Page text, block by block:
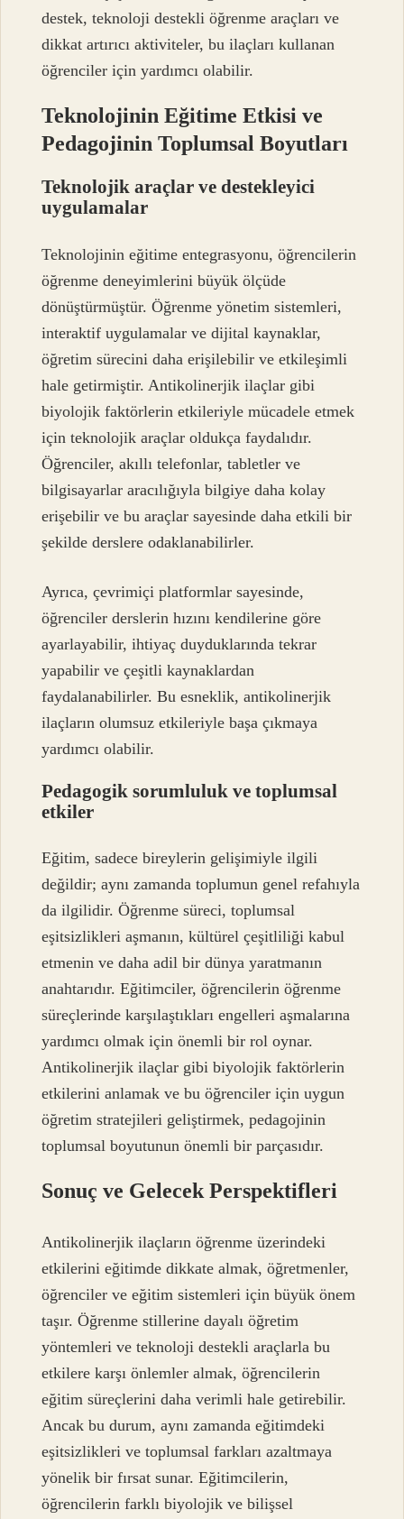
destek, teknoloji destekli öğrenme araçları ve
dikkat artırıcı aktiviteler, bu ilaçları kullanan
öğrenciler için yardımcı olabilir.
Teknolojinin Eğitime Etkisi ve
Pedagojinin Toplumsal Boyutları
Teknolojik araçlar ve destekleyici
uygulamalar
Teknolojinin eğitime entegrasyonu, öğrencilerin
öğrenme deneyimlerini büyük ölçüde
dönüştürmüştür. Öğrenme yönetim sistemleri,
interaktif uygulamalar ve dijital kaynaklar,
öğretim sürecini daha erişilebilir ve etkileşimli
hale getirmiştir. Antikolinerjik ilaçlar gibi
biyolojik faktörlerin etkileriyle mücadele etmek
için teknolojik araçlar oldukça faydalıdır.
Öğrenciler, akıllı telefonlar, tabletler ve
bilgisayarlar aracılığıyla bilgiye daha kolay
erişebilir ve bu araçlar sayesinde daha etkili bir
şekilde derslere odaklanabilirler.
Ayrıca, çevrimiçi platformlar sayesinde,
öğrenciler derslerin hızını kendilerine göre
ayarlayabilir, ihtiyaç duyduklarında tekrar
yapabilir ve çeşitli kaynaklardan
faydalanabilirler. Bu esneklik, antikolinerjik
ilaçların olumsuz etkileriyle başa çıkmaya
yardımcı olabilir.
Pedagogik sorumluluk ve toplumsal
etkiler
Eğitim, sadece bireylerin gelişimiyle ilgili
değildir; aynı zamanda toplumun genel refahıyla
da ilgilidir. Öğrenme süreci, toplumsal
eşitsizlikleri aşmanın, kültürel çeşitliliği kabul
etmenin ve daha adil bir dünya yaratmanın
anahtarıdır. Eğitimciler, öğrencilerin öğrenme
süreçlerinde karşılaştıkları engelleri aşmalarına
yardımcı olmak için önemli bir rol oynar.
Antikolinerjik ilaçlar gibi biyolojik faktörlerin
etkilerini anlamak ve bu öğrenciler için uygun
öğretim stratejileri geliştirmek, pedagojinin
toplumsal boyutunun önemli bir parçasıdır.
Sonuç ve Gelecek Perspektifleri
Antikolinerjik ilaçların öğrenme üzerindeki
etkilerini eğitimde dikkate almak, öğretmenler,
öğrenciler ve eğitim sistemleri için büyük önem
taşır. Öğrenme stillerine dayalı öğretim
yöntemleri ve teknoloji destekli araçlarla bu
etkilere karşı önlemler almak, öğrencilerin
eğitim süreçlerini daha verimli hale getirebilir.
Ancak bu durum, aynı zamanda eğitimdeki
eşitsizlikleri ve toplumsal farkları azaltmaya
yönelik bir fırsat sunar. Eğitimcilerin,
öğrencilerin farklı biyolojik ve bilişsel